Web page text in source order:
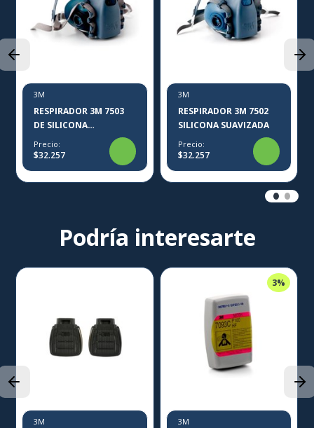
3M
RESPIRADOR 3M 7503
DE SILICONA
SUAVIZADA
Precio:
$32.257
3M
RESPIRADOR 3M 7502
SILICONA SUAVIZADA
Precio:
$32.257
Podría interesarte
3M
3%
3M